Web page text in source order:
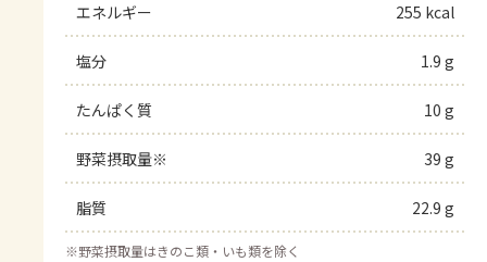
エネルギー 255 kcal
塩分 1.9 g
たんぱく質 10 g
野菜摂取量※ 39 g
脂質 22.9 g
※野菜摂取量はきのこ類・いも類を除く